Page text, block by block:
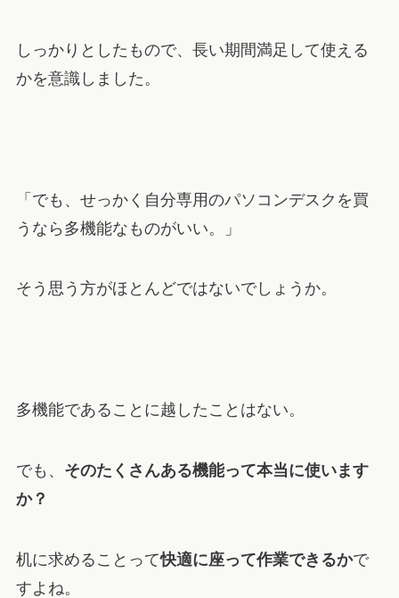
しっかりとしたもので、長い期間満足して使える
かを意識しました。
「でも、せっかく自分専用のパソコンデスクを買
うなら多機能なものがいい。」
そう思う方がほとんどではないでしょうか。
多機能であることに越したことはない。
でも、 そのたくさんある機能って本当に使います
か？
机に求めることって快適に座って作業できるかで
すよね。